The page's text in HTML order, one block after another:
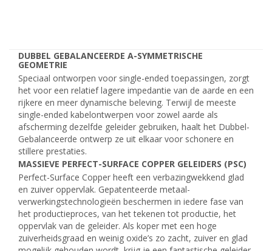
DUBBEL GEBALANCEERDE A-SYMMETRISCHE
GEOMETRIE
Speciaal ontworpen voor single-ended toepassingen, zorgt
het voor een relatief lagere impedantie van de aarde en een
rijkere en meer dynamische beleving. Terwijl de meeste
single-ended kabelontwerpen voor zowel aarde als
afscherming dezelfde geleider gebruiken, haalt het Dubbel-
Gebalanceerde ontwerp ze uit elkaar voor schonere en
stillere prestaties.
MASSIEVE PERFECT-SURFACE COPPER GELEIDERS (PSC)
Perfect-Surface Copper heeft een verbazingwekkend glad
en zuiver oppervlak. Gepatenteerde metaal-
verwerkingstechnologieën beschermen in iedere fase van
het productieproces, van het tekenen tot productie, het
oppervlak van de geleider. Als koper met een hoge
zuiverheidsgraad en weinig oxide’s zo zacht, zuiver en glad